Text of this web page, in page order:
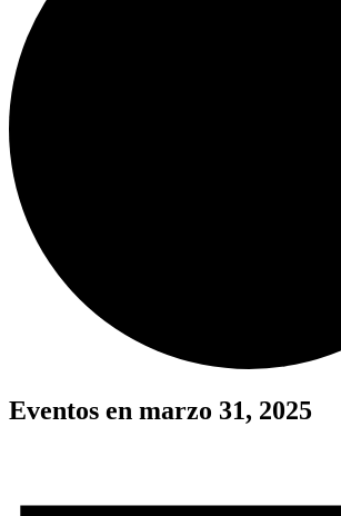
Eventos en marzo 31, 2025